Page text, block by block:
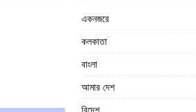
একনজরে
কলকাতা
বাংলা
আমার দেশ